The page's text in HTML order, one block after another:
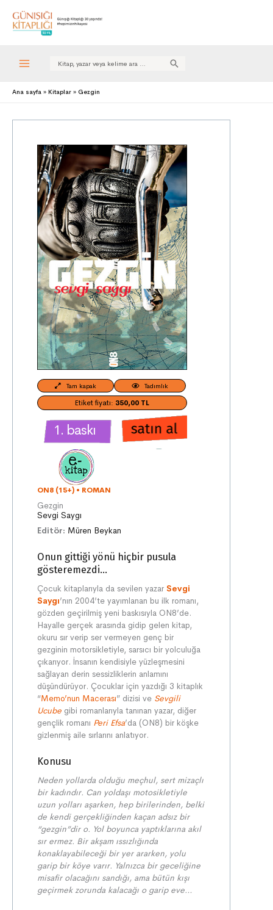
Search
Ana sayfa Kitaplar Gezgin
Tam kapak Tadımlık
Etiket fiyatı: 350,00 TL
1. baskı
ON8 (15+) • ROMAN
Gezgin
Sevgi Saygı
Editör: Müren Beykan
Onun gittiği yönü hiçbir pusula
gösteremezdi...
Çocuk kitaplarıyla da sevilen yazar Sevgi
Saygı’nın 2004’te yayımlanan bu ilk romanı,
gözden geçirilmiş yeni baskısıyla ON8’de.
Hayalle gerçek arasında gidip gelen kitap,
okuru sır verip ser vermeyen genç bir
gezginin motorsikletiyle, sarsıcı bir yolculuğa
çıkarıyor. İnsanın kendisiyle yüzleşmesini
sağlayan derin sessizliklerin anlamını
düşündürüyor. Çocuklar için yazdığı 3 kitaplık
“Memo’nun Macerası” dizisi ve Sevgili
Ucube gibi romanlarıyla tanınan yazar, diğer
gençlik romanı Peri Efsa’da (ON8) bir köşke
gizlenmiş aile sırlarını anlatıyor.
Konusu
Neden yollarda olduğu meçhul, sert mizaçlı
bir kadındır. Can yoldaşı motosikletiyle
uzun yolları aşarken, hep birilerinden, belki
de kendi gerçekliğinden kaçan adsız bir
“gezgin”dir o. Yol boyunca yaptıklarına akıl
sır ermez. Bir akşam ıssızlığında
konaklayabileceği bir yer ararken, yolu
garip bir köye varır. Yalnızca bir geceliğine
misafir olacağını sandığı, ama bütün kışı
geçirmek zorunda kalacağı o garip eve…